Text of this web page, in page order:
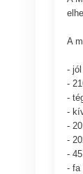
A
-
-
-
-
-
-
-
- fa